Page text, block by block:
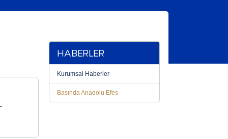
HABERLER
Kurumsal Haberler
Basında Anadolu Efes